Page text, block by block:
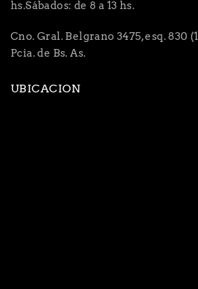
hs.Sábados: de 8 a 13 hs.
Cno. Gral. Belgrano 3475, esq. 830
Pcia. de Bs. As.
UBICACION